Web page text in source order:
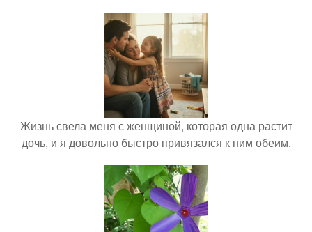
Жизнь свела меня с женщиной, которая одна растит
дочь, и я довольно быстро привязался к ним обеим.